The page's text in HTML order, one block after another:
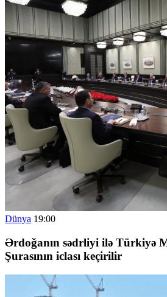
Dünya 19:00
Ərdoğanın sədrliyi ilə Türkiyə
Şurasının iclası keçirilir